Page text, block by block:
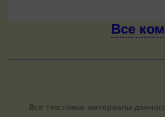
Все
Все текстовые материалы